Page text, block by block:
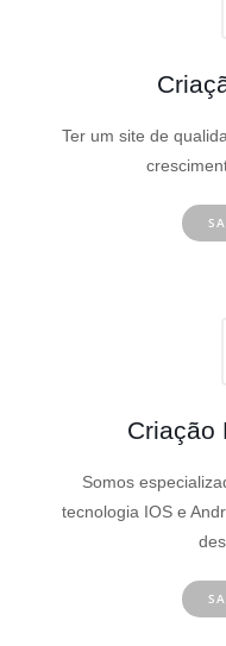
Ter um site de
Criação
Somos
tecnologia IOS e